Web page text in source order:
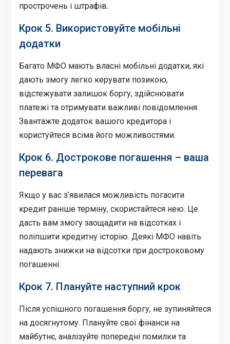
прострочень і штрафів.
Крок 5. Використовуйте мобільні
додатки
Багато МФО мають власні мобільні додатки, які
дають змогу легко керувати позикою,
відстежувати залишок боргу, здійснювати
платежі та отримувати важливі повідомлення.
Звантажте додаток вашого кредитора і
користуйтеся всіма його можливостями.
Крок 6. Дострокове погашення – ваша
перевага
Якщо у вас з’явилася можливість погасити
кредит раніше терміну, скористайтеся нею. Це
дасть вам змогу заощадити на відсотках і
поліпшити кредитну історію. Деякі МФО навіть
надають знижки на відсотки при достроковому
погашенні.
Крок 7. Плануйте наступний крок
Після успішного погашення боргу, не зупиняйтеся
на досягнутому. Плануйте свої фінанси на
майбутнє, аналізуйте попередні помилки та